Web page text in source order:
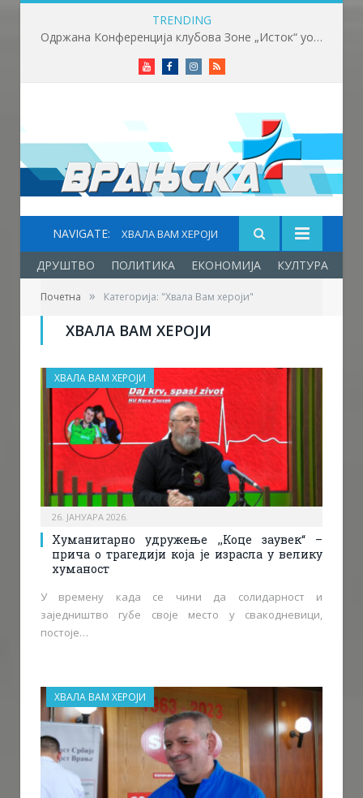
TRENDING
Вучић: Расписивање избора за који дан или недељу
YoutubeFacebookInstagram
RSS
NAVIGATE: ХВАЛА ВАМ ХЕРОЈИ
ДРУШТВО ПОЛИТИКА ЕКОНОМИЈА КУЛТУРА
Почетна » Категорија: "Хвала Вам хероји"
ХВАЛА ВАМ ХЕРОЈИ
ХВАЛА ВАМ ХЕРОЈИ
26. ЈАНУАРА 2026.
Хуманитарно удружење ,,Коце заувек“ –
прича о трагедији која је израсла у велику
хуманост
У времену када се чини да солидарност и
заједништво губе своје место у свакодневици,
постоје…
ХВАЛА ВАМ ХЕРОЈИ